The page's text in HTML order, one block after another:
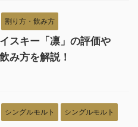
割り方・飲み方
スキー「凛」の評価や
み方を解説！
シングルモルト シングルモルト